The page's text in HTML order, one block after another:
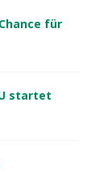
für
startet